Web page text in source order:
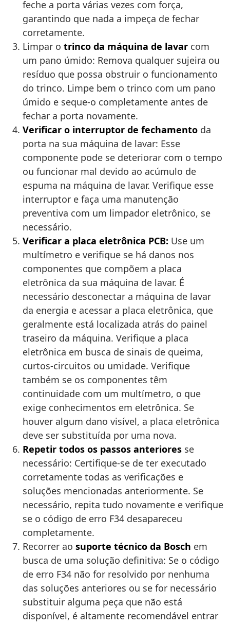
feche a porta várias vezes com força,
garantindo que nada a impeça de fechar
corretamente.
Limpar o trinco da máquina de lavar com
um pano úmido: Remova qualquer sujeira ou
resíduo que possa obstruir o funcionamento
do trinco. Limpe bem o trinco com um pano
úmido e seque-o completamente antes de
fechar a porta novamente.
Verificar o interruptor de fechamento da
porta na sua máquina de lavar: Esse
componente pode se deteriorar com o tempo
ou funcionar mal devido ao acúmulo de
espuma na máquina de lavar. Verifique esse
interruptor e faça uma manutenção
preventiva com um limpador eletrônico, se
necessário.
Verificar a placa eletrônica PCB: Use um
multímetro e verifique se há danos nos
componentes que compõem a placa
eletrônica da sua máquina de lavar. É
necessário desconectar a máquina de lavar
da energia e acessar a placa eletrônica, que
geralmente está localizada atrás do painel
traseiro da máquina. Verifique a placa
eletrônica em busca de sinais de queima,
curtos-circuitos ou umidade. Verifique
também se os componentes têm
continuidade com um multímetro, o que
exige conhecimentos em eletrônica. Se
houver algum dano visível, a placa eletrônica
deve ser substituída por uma nova.
Repetir todos os passos anteriores se
necessário: Certifique-se de ter executado
corretamente todas as verificações e
soluções mencionadas anteriormente. Se
necessário, repita tudo novamente e verifique
se o código de erro F34 desapareceu
completamente.
Recorrer ao suporte técnico da Bosch em
busca de uma solução definitiva: Se o código
de erro F34 não for resolvido por nenhuma
das soluções anteriores ou se for necessário
substituir alguma peça que não está
disponível, é altamente recomendável entrar